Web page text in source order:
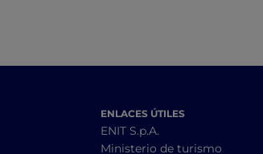
ENLACES ÚTILES
ENIT S.p.A.
Ministerio de turismo